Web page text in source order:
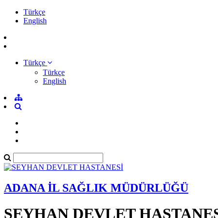
Türkçe
English
Türkçe
Türkçe
English
ADANA İL SAĞLIK MÜDÜRLÜĞÜ
SEYHAN DEVLET